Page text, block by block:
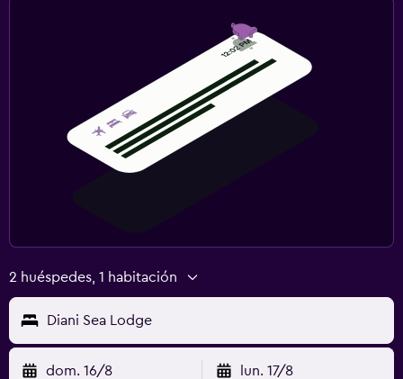
2 huéspedes, 1 habitación
Diani Sea Lodge
dom. 16/8 lun. 17/8